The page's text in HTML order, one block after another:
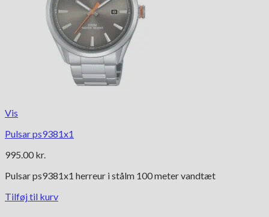
Vis
Pulsar ps9381x1
995.00 kr.
Pulsar ps9381x1 herreur i stålm 100 meter vandtæt
Tilføj til kurv